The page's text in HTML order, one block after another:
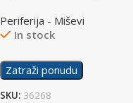
Periferija - Miševi
In stock
Zatraži ponudu
SKU: 36268